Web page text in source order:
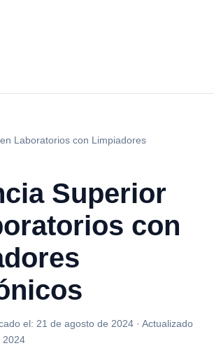
Laboratorios con Limpiadores
Superior
con
el: 21 de agosto de 2024 · Actualizado
2024